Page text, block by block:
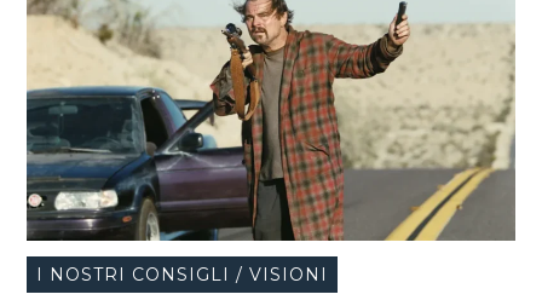
I NOSTRI CONSIGLI / VISIONI